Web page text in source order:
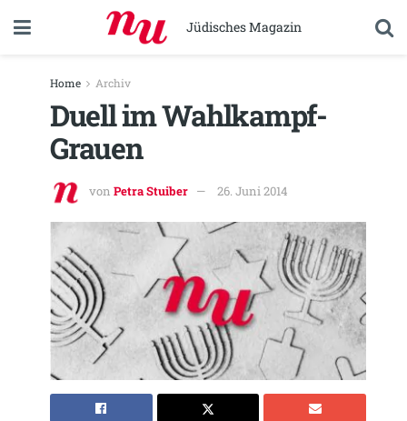
Jüdisches Magazin
Home Archiv
Duell im Wahlkampf-
Grauen
von Petra Stuiber 26. Juni 2014